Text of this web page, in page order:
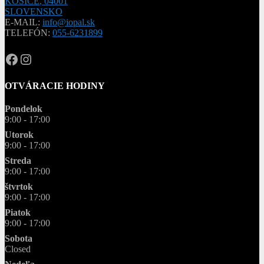
SLOVENSKO
E-MAIL: info@iopal.sk
TELEFÓN: 055-6231899
OPAL.drahokamy
opal.drahokamy
OTVÁRACIE HODINY
Pondelok
9:00 - 17:00
Utorok
9:00 - 17:00
Streda
9:00 - 17:00
štvrtok
9:00 - 17:00
Piatok
9:00 - 17:00
Sobota
Closed